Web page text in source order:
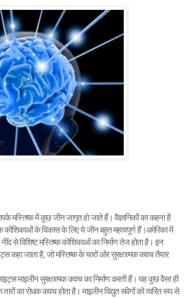
मस्तिष्क में कुछ जीन जागृत हो जाते हैं। वैज्ञानिकों का कहना है
कोशिकाओं के विकास के लिए ये जीन बहुत महत्वपूर्ण हैं।अमेरिका में
नींद से विशिष्ट मस्तिष्क कोशिकाओं का निर्माण तेज होता है। इन
कहा जाता है, जो मस्तिष्क के चारों ओर सुरक्षात्मक कवच तैयार
माइलीन सुरक्षात्मक कवच का निर्माण करती हैं। यह कुछ वैसा ही
का रोधक कवच होता है। माइलीन विद्युत संवेगों को त्वरित रूप से